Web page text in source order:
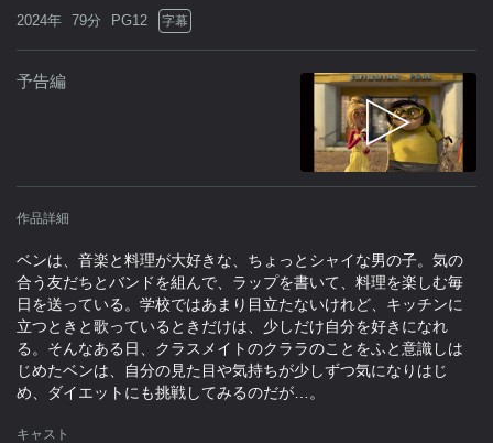
2024年 79分 PG12 字幕
予告編
作品詳細
ベンは、音楽と料理が大好きな、ちょっとシャイな男の子。気の
合う友だちとバンドを組んで、ラップを書いて、料理を楽しむ毎
日を送っている。学校ではあまり目立たないけれど、キッチンに
立つときと歌っているときだけは、少しだけ自分を好きになれ
る。そんなある日、クラスメイトのクララのことをふと意識しは
じめたベンは、自分の見た目や気持ちが少しずつ気になりはじ
め、ダイエットにも挑戦してみるのだが…。
キャスト